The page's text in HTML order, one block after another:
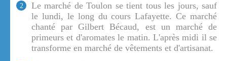
2
Le marché de Toulon se tient tous les jours, sauf
le lundi, le long du cours Lafayette. Ce marché
chanté par Gilbert Bécaud, est un marché de
primeurs et d'aromates le matin. L'après midi il se
transforme en marché de vêtements et d'artisanat.